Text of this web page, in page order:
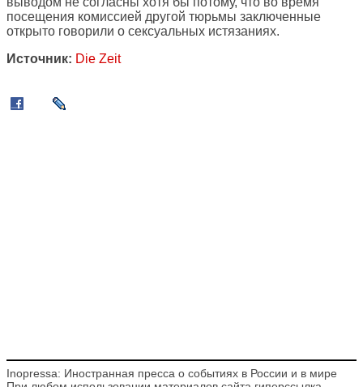
посещения комиссией другой тюрьмы заключенные
открыто говорили о сексуальных истязаниях.
Источник: Die Zeit
Inopressa: Иностранная пресса о событиях в России и в мире